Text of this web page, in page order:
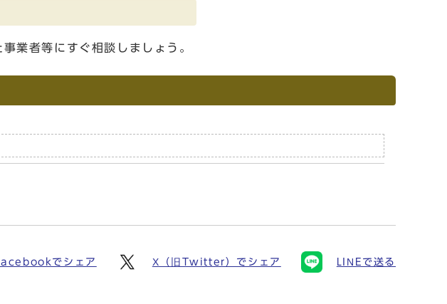
業者等にすぐ相談しましょう。
でシェア X（旧Twitter）でシェア LINEで送る